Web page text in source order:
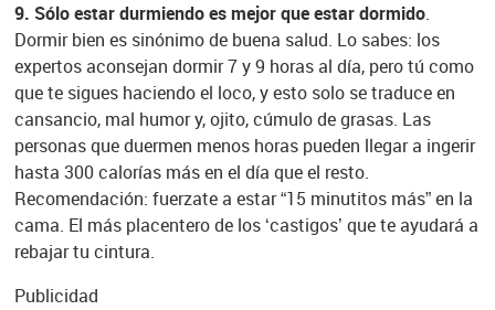
9. Sólo estar durmiendo es mejor que estar dormido.
Dormir bien es sinónimo de buena salud. Lo sabes: los
expertos aconsejan dormir 7 y 9 horas al día, pero tú como
que te sigues haciendo el loco, y esto solo se traduce en
cansancio, mal humor y, ojito, cúmulo de grasas. Las
personas que duermen menos horas pueden llegar a ingerir
hasta 300 calorías más en el día que el resto.
Recomendación: fuerzate a estar “15 minutitos más” en la
cama. El más placentero de los ‘castigos’ que te ayudará a
rebajar tu cintura.
Publicidad